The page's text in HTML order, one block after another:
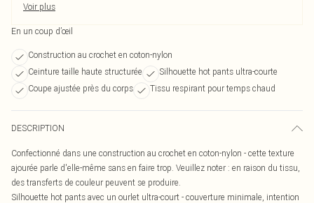
Voir plus
En un coup d’œil
Construction au crochet en coton-nylon
Ceinture taille haute structurée
Silhouette hot pants ultra-courte
Coupe ajustée près du corps
Tissu respirant pour temps chaud
DESCRIPTION
Confectionné dans une construction au crochet en coton-nylon - cette texture
ajourée parle d'elle-même sans en faire trop. Veuillez noter : en raison du tissu,
des transferts de couleur peuvent se produire.
Silhouette hot pants avec un ourlet ultra-court - couverture minimale, intention